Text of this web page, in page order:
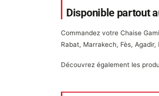
Disponible partout
Commandez votre Chaise
Rabat, Marrakech, Fès,
Découvrez également les